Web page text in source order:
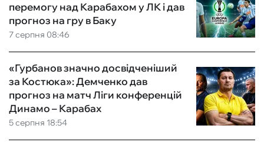
7 серпня 08:46
перемогу над Карабахом у ЛК і дав
прогноз на гру в Баку
5 серпня 18:54
«Гурбанов значно досвідченіший
за Костюка»: Демченко дав
прогноз на матч Ліги конференцій
Динамо – Карабах